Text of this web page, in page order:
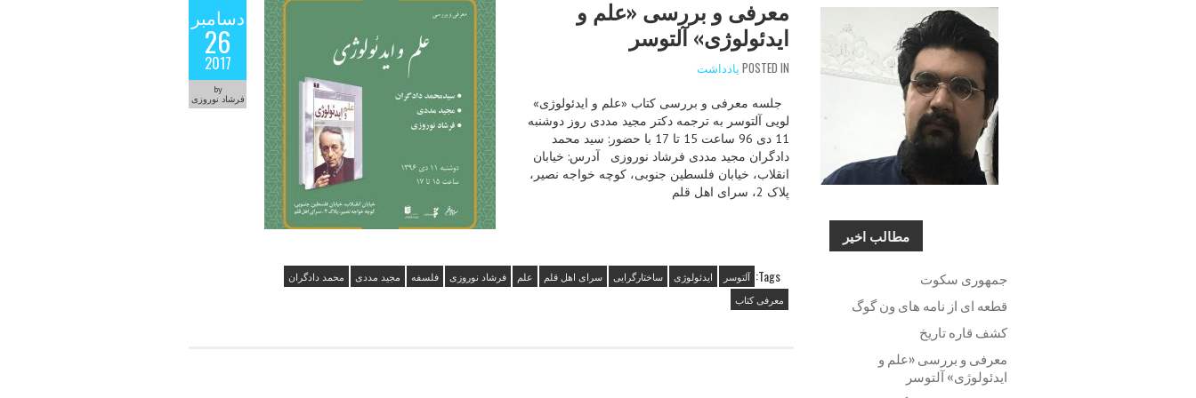
دسامبر
26
2017
by
فرشاد نوروزی
معرفی و بررسی «علم و
ایدئولوژی» آلتوسر
POSTED IN یادداشت
جلسه معرفی و بررسی کتاب «علم و ایدئولوژی»
لویی آلتوسر به ترجمه دکتر مجید مددی روز دوشنبه
11 دی 96 ساعت 15 تا 17 با حضور: سید محمد
دادگران مجید مددی فرشاد نوروزی آدرس: خیابان
انقلاب، خیابان فلسطین جنوبی، کوچه خواجه نصیر،
پلاک 2، سرای اهل قلم
Tags: آلتوسر ایدئولوژی ساختارگرایی سرای اهل قلم علم فرشاد نوروزی فلسفه مجید مددی
محمد دادگران
معرفی کتاب
مطالب اخیر
جمهوری سکوت
قطعه ای از نامه های ون گوگ
کشف قاره تاریخ
معرفی و بررسی «علم و
ایدئولوژی» آلتوسر